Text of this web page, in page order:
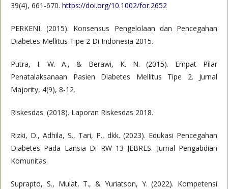
39(4), 661-670. https://doi.org/10.1002/for.2652
PERKENI. (2015). Konsensus Pengelolaan dan Pencegahan
Diabetes Mellitus Tipe 2 Di Indonesia 2015.
Putra, I. W. A., & Berawi, K. N. (2015). Empat Pilar
Penatalaksanaan Pasien Diabetes Mellitus Tipe 2. Jurnal
Majority, 4(9), 8-12.
Riskesdas. (2018). Laporan Riskesdas 2018.
Rizki, D., Adhila, S., Tari, P., dkk. (2023). Edukasi Pencegahan
Diabetes Pada Lansia Di RW 13 JEBRES. Jurnal Pengabdian
Komunitas.
Suprapto, S., Mulat, T., & Yuriatson, Y. (2022). Kompetensi